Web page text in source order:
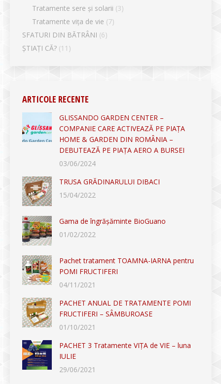
Tratamente sere și solarii (3)
Tratamente vița de vie (7)
SFATURI DIN BĂTRÂNI (6)
ȘTIAȚI CĂ? (11)
ARTICOLE RECENTE
GLISSANDO GARDEN CENTER –
COMPANIE CARE ACTIVEAZĂ PE PIAȚA
HOME & GARDEN DIN ROMÂNIA –
DEBUTEAZĂ PE PIAȚA AERO A BURSEI
03/06/2024
TRUSA GRĂDINARULUI DIBACI
15/04/2022
Gama de îngrășăminte BioGuano
01/02/2022
Pachet tratament TOAMNA-IARNA pentru
POMI FRUCTIFERI
04/11/2021
PACHET ANUAL DE TRATAMENTE POMI
FRUCTIFERI – SÂMBUROASE
01/10/2021
PACHET 3 Tratamente VIȚA de VIE – luna
IULIE
29/06/2021